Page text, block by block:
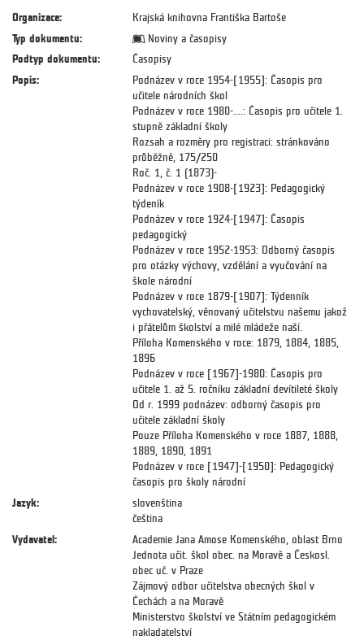
Organizace:
Krajská knihovna Františka Bartoše
Typ dokumentu:
Noviny a časopisy
Podtyp dokumentu:
Časopisy
Popis:
Podnázev v roce 1954-[1955]: Časopis pro
učitele národních škol
Podnázev v roce 1980-....: Časopis pro učitele 1.
stupně základní školy
Rozsah a rozměry pro registraci: stránkováno
průběžně, 175/250
Roč. 1, č. 1 (1873)-
Podnázev v roce 1908-[1923]: Pedagogický
týdeník
Podnázev v roce 1924-[1947]: Časopis
pedagogický
Podnázev v roce 1952-1953: Odborný časopis
pro otázky výchovy, vzdělání a vyučování na
škole národní
Podnázev v roce 1879-[1907]: Týdenník
vychovatelský, věnovaný učitelstvu našemu jakož
i přátelům školství a milé mládeže naší.
Příloha Komenského v roce: 1879, 1884, 1885,
1896
Podnázev v roce [1967]-1980: Časopis pro
učitele 1. až 5. ročníku základní devítileté školy
Od r. 1999 podnázev: odborný časopis pro
učitele základní školy
Pouze Příloha Komenského v roce 1887, 1888,
1889, 1890, 1891
Podnázev v roce [1947]-[1950]: Pedagogický
časopis pro školy národní
Jazyk:
slovenština
čeština
Vydavatel:
Academie Jana Amose Komenského, oblast Brno
Jednota učit. škol obec. na Moravě a Českosl.
obec uč. v Praze
Zájmový odbor učitelstva obecných škol v
Čechách a na Moravě
Ministerstvo školství ve Státním pedagogickém
nakladatelství